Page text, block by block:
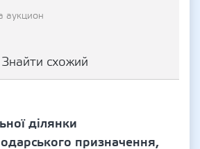
аукцион
Знайти схожий
ділянки
призначення,